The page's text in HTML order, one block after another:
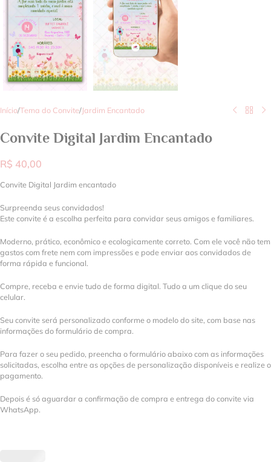
Início/Tema do Convite/Jardim Encantado
Convite Digital Jardim Encantado
R$ 40,00
Convite Digital Jardim encantado
Surpreenda seus convidados!
Este convite é a escolha perfeita para convidar seus amigos e familiares.
Moderno, prático, econômico e ecologicamente correto. Com ele você não tem
gastos com frete nem com impressões e pode enviar aos convidados de
forma rápida e funcional.
Compre, receba e envie tudo de forma digital. Tudo a um clique do seu
celular.
Seu convite será personalizado conforme o modelo do site, com base nas
informações do formulário de compra.
Para fazer o seu pedido, preencha o formulário abaixo com as informações
solicitadas, escolha entre as opções de personalização disponíveis e realize o
pagamento.
Depois é só aguardar a confirmação de compra e entrega do convite via
WhatsApp.